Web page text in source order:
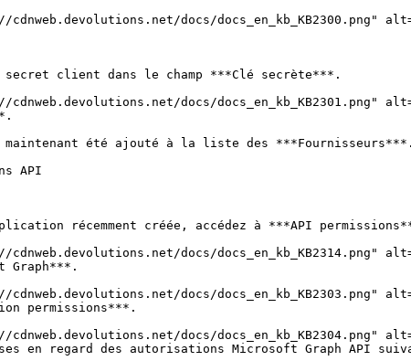
client dans le champ ***Clé secrète***.
maintenant été ajouté à la liste des ***Fournisseurs***.
API
récemment créée, accédez à ***API
Graph***.
permissions***.
en regard des autorisations Microsoft Graph API